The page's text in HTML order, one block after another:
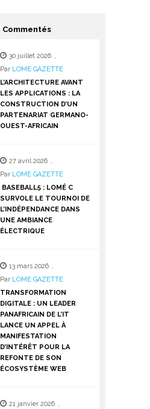
Commentés
30 juillet 2026 ,
Par LOME GAZETTE
L’ARCHITECTURE AVANT
LES APPLICATIONS : LA
CONSTRUCTION D’UN
PARTENARIAT GERMANO-
OUEST-AFRICAIN
27 avril 2026 ,
Par LOME GAZETTE
BASEBALL5 : LOMÉ C
SURVOLE LE TOURNOI DE
L’INDÉPENDANCE DANS
UNE AMBIANCE
ÉLECTRIQUE
13 mars 2026 ,
Par LOME GAZETTE
TRANSFORMATION
DIGITALE : UN LEADER
PANAFRICAIN DE L’IT
LANCE UN APPEL À
MANIFESTATION
D’INTÉRÊT POUR LA
REFONTE DE SON
ÉCOSYSTÈME WEB
21 janvier 2026 ,